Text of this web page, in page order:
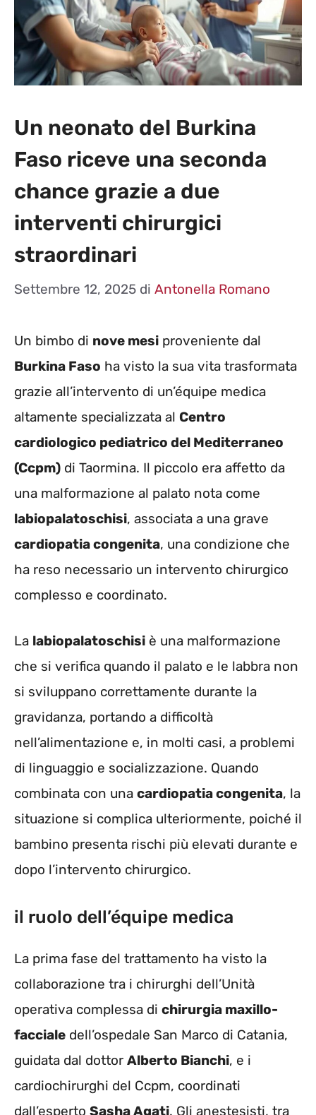
Un neonato del Burkina
Faso riceve una seconda
chance grazie a due
interventi chirurgici
straordinari
Settembre 12, 2025 di Antonella Romano
Un bimbo di nove mesi proveniente dal
Burkina Faso ha visto la sua vita trasformata
grazie all’intervento di un’équipe medica
altamente specializzata al Centro
cardiologico pediatrico del Mediterraneo
(Ccpm) di Taormina. Il piccolo era affetto da
una malformazione al palato nota come
labiopalatoschisi, associata a una grave
cardiopatia congenita, una condizione che
ha reso necessario un intervento chirurgico
complesso e coordinato.
La labiopalatoschisi è una malformazione
che si verifica quando il palato e le labbra non
si sviluppano correttamente durante la
gravidanza, portando a difficoltà
nell’alimentazione e, in molti casi, a problemi
di linguaggio e socializzazione. Quando
combinata con una cardiopatia congenita, la
situazione si complica ulteriormente, poiché il
bambino presenta rischi più elevati durante e
dopo l’intervento chirurgico.
il ruolo dell’équipe medica
La prima fase del trattamento ha visto la
collaborazione tra i chirurghi dell’Unità
operativa complessa di chirurgia maxillo-
facciale dell’ospedale San Marco di Catania,
guidata dal dottor Alberto Bianchi, e i
cardiochirurghi del Ccpm, coordinati
dall’esperto Sasha Agati. Gli anestesisti, tra